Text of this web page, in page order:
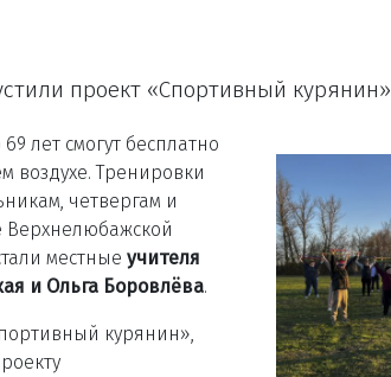
проект «Спортивный курянин»
лет смогут бесплатно
воздухе. Тренировки
четвергам и
Верхнелюбажской
местные учителя
и Ольга Боровлёва.
курянин»,